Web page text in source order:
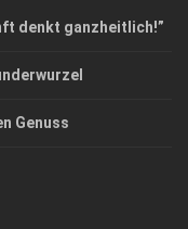
denkt ganzheitlich!”
Genuss